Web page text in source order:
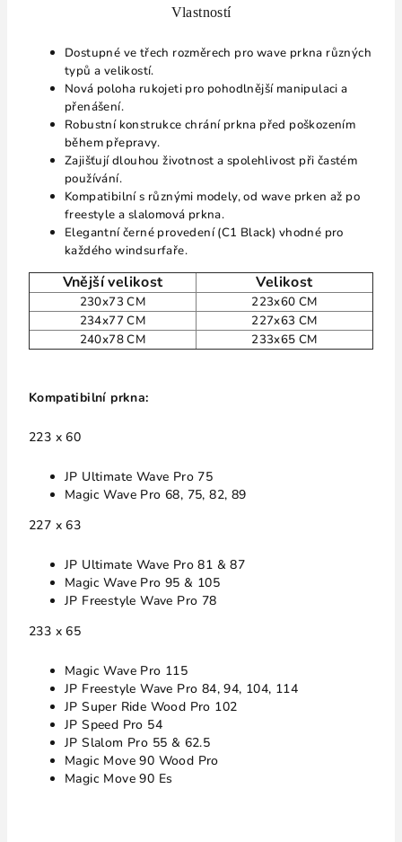
Vlastností
Dostupné ve třech rozměrech pro wave prkna různých
typů a velikostí.
Nová poloha rukojeti pro pohodlnější manipulaci a
přenášení.
Robustní konstrukce chrání prkna před poškozením
během přepravy.
Zajišťují dlouhou životnost a spolehlivost při častém
používání.
Kompatibilní s různými modely, od wave prken až po
freestyle a slalomová prkna.
Elegantní černé provedení (C1 Black) vhodné pro
každého windsurfaře.
Vnější velikost Velikost
230x73 CM
223x60 CM
234x77 CM
227x63 CM
240x78 CM
233x65 CM
Kompatibilní prkna:
223 x 60
JP Ultimate Wave Pro 75
Magic Wave Pro 68, 75, 82, 89
227 x 63
JP Ultimate Wave Pro 81 & 87
Magic Wave Pro 95 & 105
JP Freestyle Wave Pro 78
233 x 65
Magic Wave Pro 115
JP Freestyle Wave Pro 84, 94, 104, 114
JP Super Ride Wood Pro 102
JP Speed Pro 54
JP Slalom Pro 55 & 62.5
Magic Move 90 Wood Pro
Magic Move 90 Es